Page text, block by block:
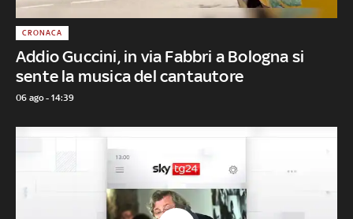
Addio Guccini, in via Fabbri a Bologna si
sente la musica del cantautore
CRONACA
06 ago - 14:39